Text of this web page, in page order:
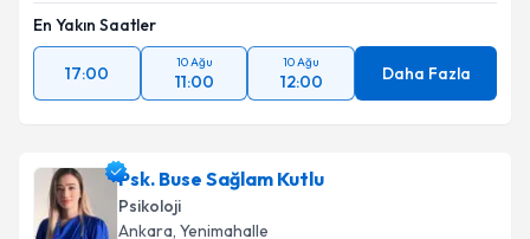
En Yakın Saatler
17:00
10 Ağu
11:00
10 Ağu
12:00 Daha Fazla
Psk. Buse Sağlam Kutlu
Psikoloji
Ankara, Yenimahalle